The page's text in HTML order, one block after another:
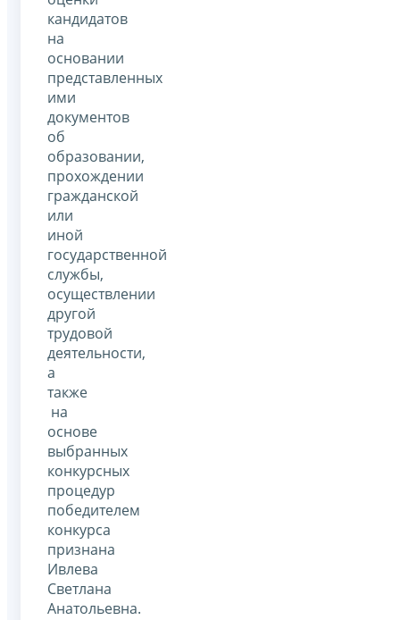
кандидатов
на
основании
представленных
ими
документов
об
образовании,
прохождении
гражданской
или
иной
государственной
службы,
осуществлении
другой
трудовой
деятельности,
а
также
на
основе
выбранных
конкурсных
процедур
победителем
конкурса
признана
Ивлева
Светлана
Анатольевна.